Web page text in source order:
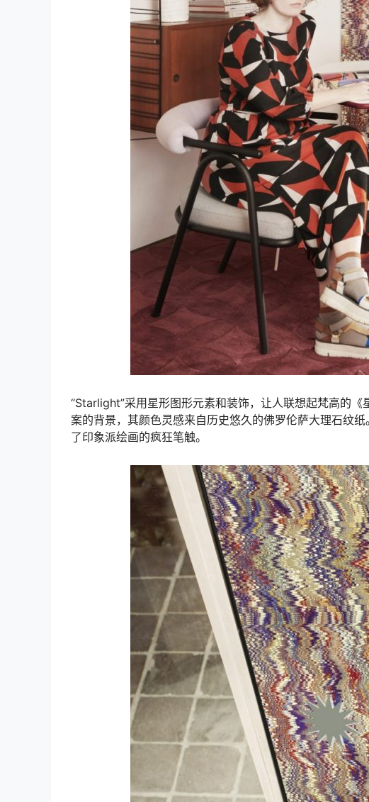
“Starlight”采用星形图形元素和装饰，让人联想起梵高的
案的背景，其颜色灵感来自历史悠久的佛罗伦萨大理石纹
了印象派绘画的疯狂笔触。